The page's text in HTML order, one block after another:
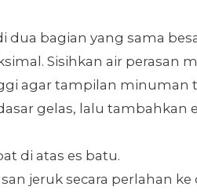
dua bagian yang sama
Sisihkan air perasan
agar tampilan minuman
gelas, lalu tambahkan
di atas es batu.
jeruk secara perlahan